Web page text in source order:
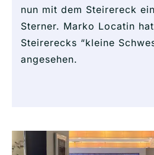
nun mit dem Steirereck
Sterner. Marko Locatin
Steirerecks “kleine
angesehen.